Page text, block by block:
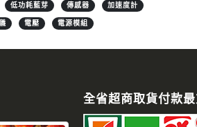
低功耗藍芽 傳感器 加速度計
電壓 電源模組
全省超商取貨付款